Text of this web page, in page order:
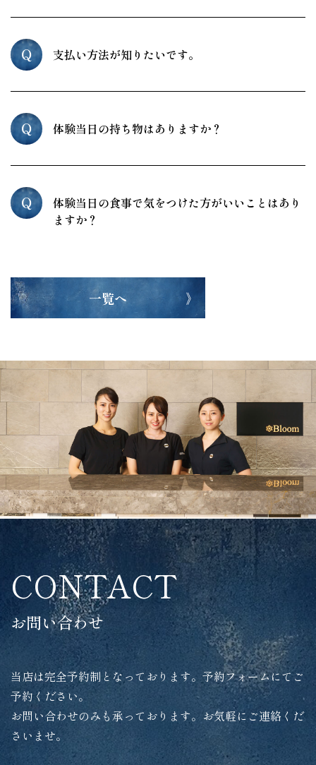
Q 支払い方法が知りたいです。
Q 体験当日の持ち物はありますか？
Q
体験当日の食事で気をつけた方がいいことはあり
ますか？
一覧へ
CONTACT
お問い合わせ
当店は完全予約制となっております。予約フォームにてご
予約ください。
お問い合わせのみも承っております。お気軽にご連絡くだ
さいませ。